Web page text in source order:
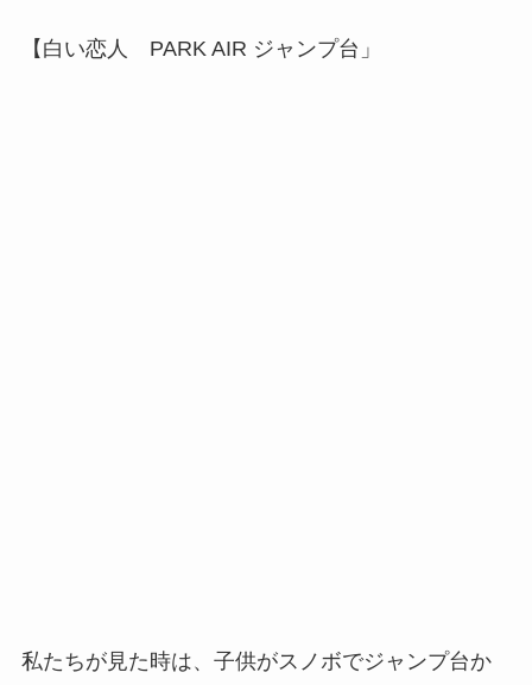
【白い恋人 PARK AIR ジャンプ台」
私たちが見た時は、子供がスノボでジャンプ台か